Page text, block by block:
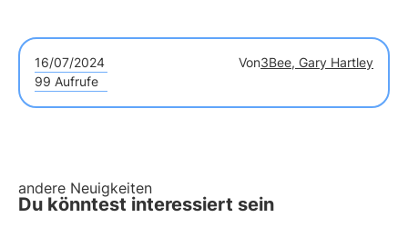
16/07/2024 Von3Bee, Gary Hartley
99 Aufrufe
andere Neuigkeiten
Du könntest interessiert sein